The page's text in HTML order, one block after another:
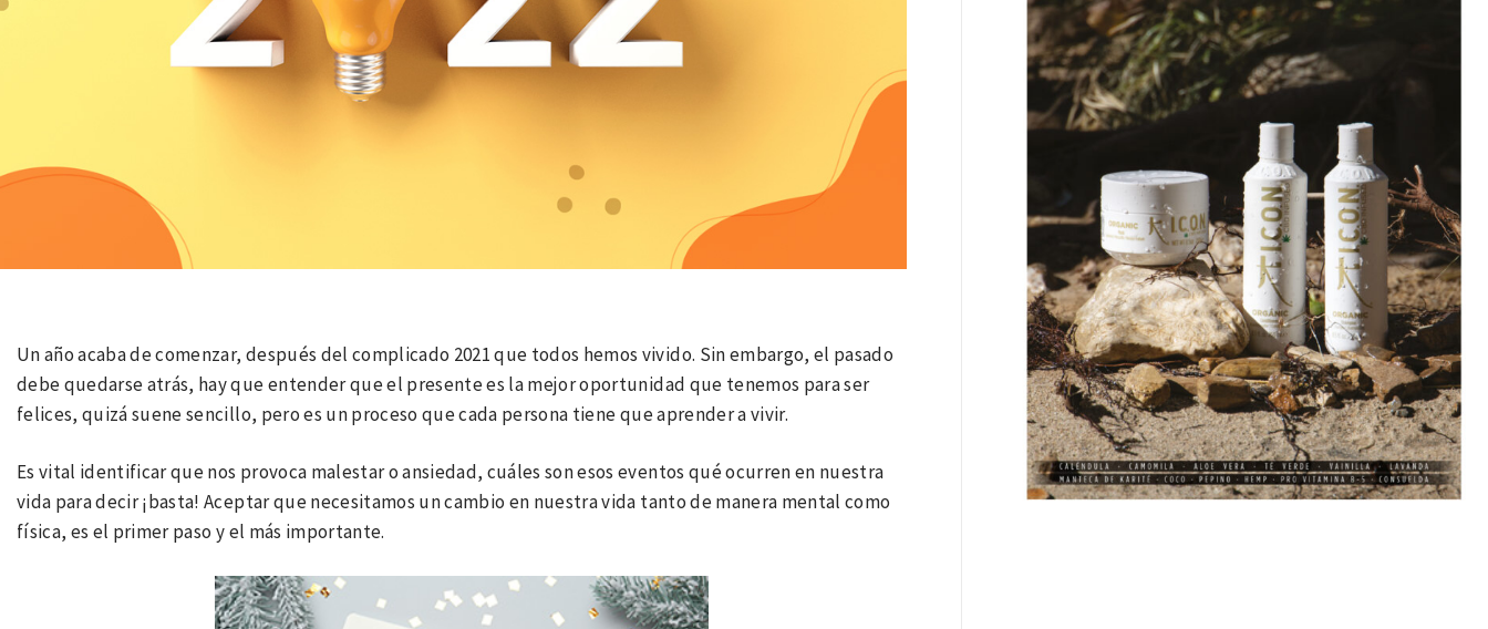
Un año acaba de comenzar, después del complicado 2021 que todos hemos vivido. Sin embargo, el pasado
debe quedarse atrás, hay que entender que el presente es la mejor oportunidad que tenemos para ser
felices, quizá suene sencillo, pero es un proceso que cada persona tiene que aprender a vivir.
Es vital identificar que nos provoca malestar o ansiedad, cuáles son esos eventos qué ocurren en nuestra
vida para decir ¡basta! Aceptar que necesitamos un cambio en nuestra vida tanto de manera mental como
física, es el primer paso y el más importante.